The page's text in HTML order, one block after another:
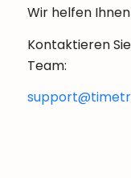
Wir helfen
Kontaktieren
Team: